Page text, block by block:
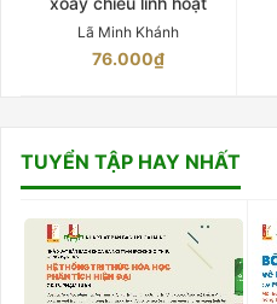
Lã Minh Khánh
76.000₫
TUYỂN TẬP HAY NHẤT